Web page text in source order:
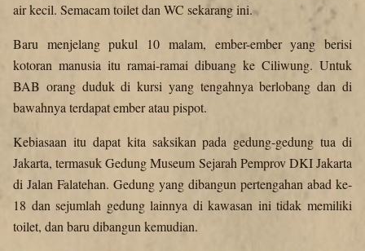
air kecil. Semacam toilet dan WC sekarang ini.
Baru menjelang pukul 10 malam, ember-ember yang berisi
kotoran manusia itu ramai-ramai dibuang ke Ciliwung. Untuk
BAB orang duduk di kursi yang tengahnya berlobang dan di
bawahnya terdapat ember atau pispot.
Kebiasaan itu dapat kita saksikan pada gedung-gedung tua di
Jakarta, termasuk Gedung Museum Sejarah Pemprov DKI Jakarta
di Jalan Falatehan. Gedung yang dibangun pertengahan abad ke-
18 dan sejumlah gedung lainnya di kawasan ini tidak memiliki
toilet, dan baru dibangun kemudian.